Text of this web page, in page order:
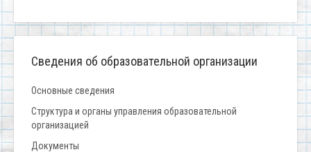
Сведения об образовательной организации
Основные сведения
Структура и органы управления образовательной
организацией
Документы